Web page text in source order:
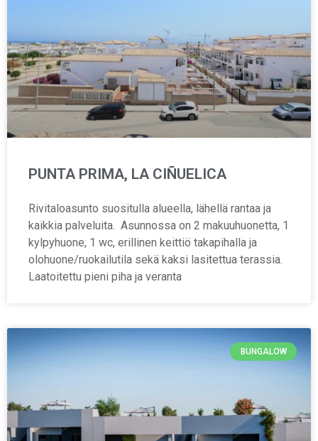
PUNTA PRIMA, LA CIÑUELICA
Rivitaloasunto suositulla alueella, lähellä rantaa ja
kaikkia palveluita. Asunnossa on 2 makuuhuonetta, 1
kylpyhuone, 1 wc, erillinen keittiö takapihalla ja
olohuone/ruokailutila sekä kaksi lasitettua terassia.
Laatoitettu pieni piha ja veranta
BUNGALOW